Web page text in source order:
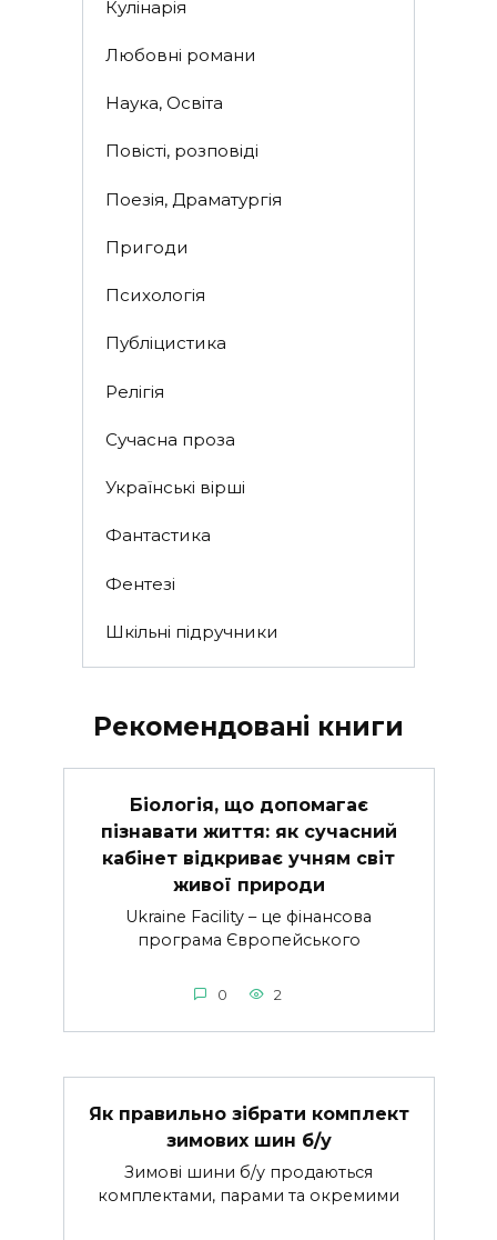
Кулінарія
Любовні романи
Наука, Освіта
Повісті, розповіді
Поезія, Драматургія
Пригоди
Психологія
Публіцистика
Релігія
Сучасна проза
Українські вірші
Фантастика
Фентезі
Шкільні підручники
Рекомендовані книги
Біологія, що допомагає
пізнавати життя: як сучасний
кабінет відкриває учням світ
живої природи
Ukraine Facility – це фінансова
програма Європейського
0 2
Як правильно зібрати комплект
зимових шин б/у
Зимові шини б/у продаються
комплектами, парами та окремими